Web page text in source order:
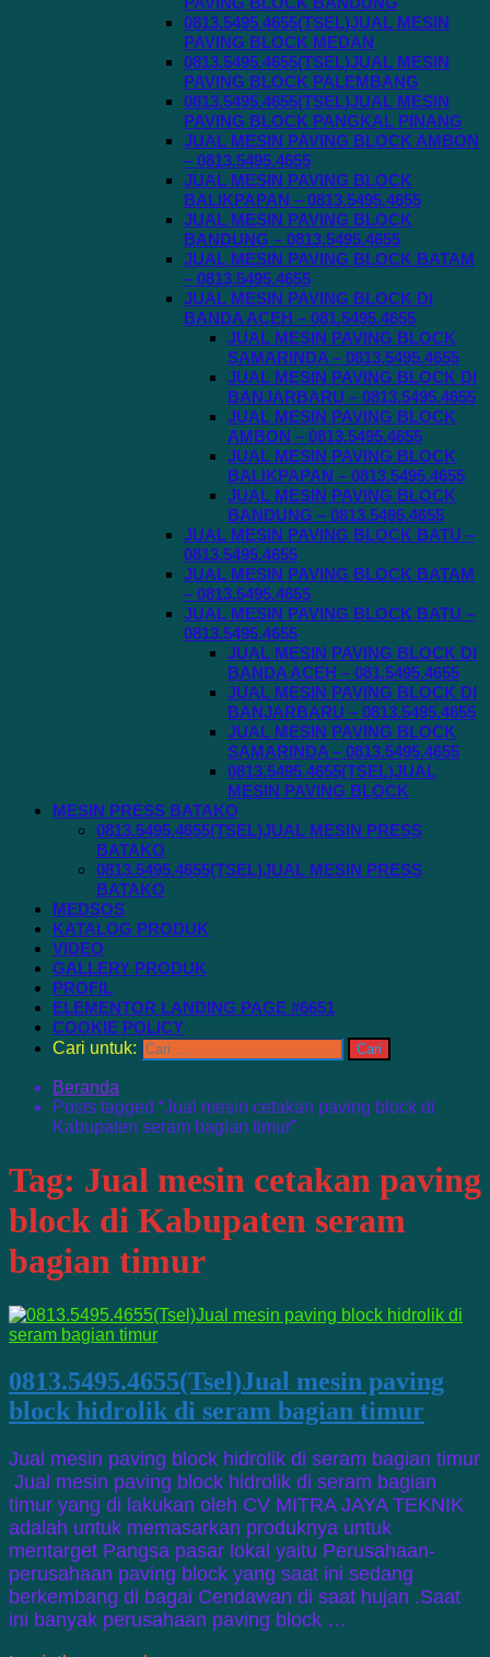
0813.5495.4655(TSEL)JUAL MESIN
PAVING BLOCK MEDAN
0813.5495.4655(TSEL)JUAL MESIN
PAVING BLOCK PALEMBANG
0813.5495.4655(TSEL)JUAL MESIN
PAVING BLOCK PANGKAL PINANG
JUAL MESIN PAVING BLOCK AMBON
– 0813.5495.4655
JUAL MESIN PAVING BLOCK
BALIKPAPAN – 0813.5495.4655
JUAL MESIN PAVING BLOCK
BANDUNG – 0813.5495.4655
JUAL MESIN PAVING BLOCK BATAM
– 0813.5495.4655
JUAL MESIN PAVING BLOCK DI
BANDA ACEH – 081.5495.4655
JUAL MESIN PAVING BLOCK
SAMARINDA – 0813.5495.4655
JUAL MESIN PAVING BLOCK DI
BANJARBARU – 0813.5495.4655
JUAL MESIN PAVING BLOCK
AMBON – 0813.5495.4655
JUAL MESIN PAVING BLOCK
BALIKPAPAN – 0813.5495.4655
JUAL MESIN PAVING BLOCK
BANDUNG – 0813.5495.4655
JUAL MESIN PAVING BLOCK BATU –
0813.5495.4655
JUAL MESIN PAVING BLOCK BATAM
– 0813.5495.4655
JUAL MESIN PAVING BLOCK BATU –
0813.5495.4655
JUAL MESIN PAVING BLOCK DI
BANDA ACEH – 081.5495.4655
JUAL MESIN PAVING BLOCK DI
BANJARBARU – 0813.5495.4655
JUAL MESIN PAVING BLOCK
SAMARINDA – 0813.5495.4655
0813.5495.4655(TSEL)JUAL
MESIN PAVING BLOCK
MESIN PRESS BATAKO
0813.5495.4655(TSEL)JUAL MESIN PRESS
BATAKO
0813.5495.4655(TSEL)JUAL MESIN PRESS
BATAKO
MEDSOS
KATALOG PRODUK
VIDEO
GALLERY PRODUK
PROFIL
ELEMENTOR LANDING PAGE #6651
COOKIE POLICY
Cari untuk:
Beranda
Posts tagged “Jual mesin cetakan paving block di
Kabupaten seram bagian timur”
Tag: Jual mesin cetakan paving
block di Kabupaten seram
bagian timur
0813.5495.4655(Tsel)Jual mesin paving
block hidrolik di seram bagian timur
Jual mesin paving block hidrolik di seram bagian timur
Jual mesin paving block hidrolik di seram bagian
timur yang di lakukan oleh CV MITRA JAYA TEKNIK
adalah untuk memasarkan produknya untuk
mentarget Pangsa pasar lokal yaitu Perusahaan-
perusahaan paving block yang saat ini sedang
berkembang di bagai Cendawan di saat hujan .Saat
ini banyak perusahaan paving block …